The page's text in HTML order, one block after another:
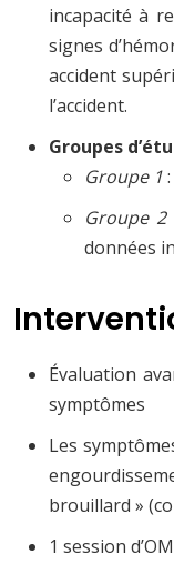
incapacité à
signes
accident
l’accident.
Groupes
Groupe 1
Groupe 2
données
Évaluation
symptômes
Les
brouillard »
1 session